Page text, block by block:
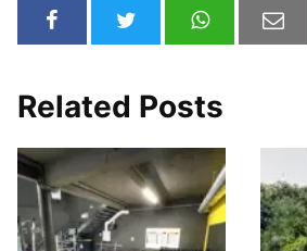
Related Posts